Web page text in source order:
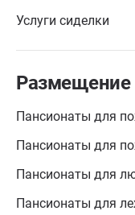
Услуги сиделки
Размещение
Пансионаты для
Пансионаты для
Пансионаты для
Пансионаты для